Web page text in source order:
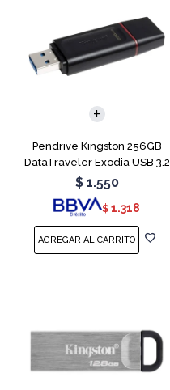
Pendrive Kingston 256GB
DataTraveler Exodia USB 3.2
$ 1.550
$ 1.318